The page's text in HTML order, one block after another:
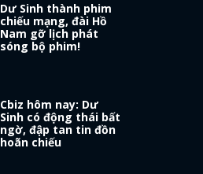
Dư Sinh thành phim
chiếu mạng, đài Hồ
Nam gỡ lịch phát
sóng bộ phim!
Cbiz hôm nay: Dư
Sinh có động thái bất
ngờ, đập tan tin đồn
hoãn chiếu